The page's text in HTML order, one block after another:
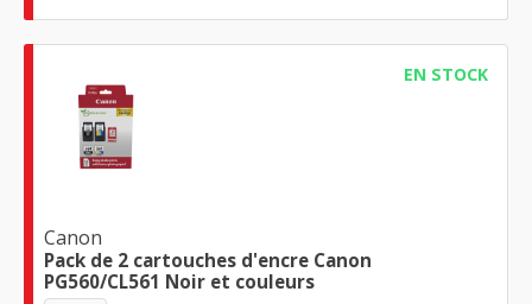
EN STOCK
Canon
Pack de 2 cartouches d'encre Canon
PG560/CL561 Noir et couleurs